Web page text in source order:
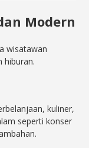
Modern
wisatawan
hiburan.
kuliner,
seperti konser